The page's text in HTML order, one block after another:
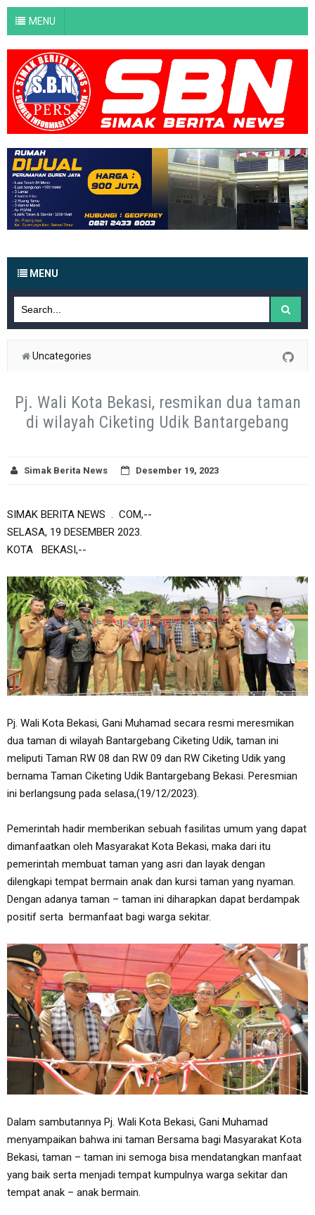
MENU
MENU
Uncategories
Pj. Wali Kota Bekasi, resmikan dua taman
di wilayah Ciketing Udik Bantargebang
Simak Berita News Desember 19, 2023
SIMAK BERITA NEWS . COM,--
SELASA, 19 DESEMBER 2023.
KOTA BEKASI,--
Pj. Wali Kota Bekasi, Gani Muhamad secara resmi meresmikan
dua taman di wilayah Bantargebang Ciketing Udik, taman ini
meliputi Taman RW 08 dan RW 09 dan RW Ciketing Udik yang
bernama Taman Ciketing Udik Bantargebang Bekasi. Peresmian
ini berlangsung pada selasa,(19/12/2023).
Pemerintah hadir memberikan sebuah fasilitas umum yang dapat
dimanfaatkan oleh Masyarakat Kota Bekasi, maka dari itu
pemerintah membuat taman yang asri dan layak dengan
dilengkapi tempat bermain anak dan kursi taman yang nyaman.
Dengan adanya taman – taman ini diharapkan dapat berdampak
positif serta bermanfaat bagi warga sekitar.
Dalam sambutannya Pj. Wali Kota Bekasi, Gani Muhamad
menyampaikan bahwa ini taman Bersama bagi Masyarakat Kota
Bekasi, taman – taman ini semoga bisa mendatangkan manfaat
yang baik serta menjadi tempat kumpulnya warga sekitar dan
tempat anak – anak bermain.